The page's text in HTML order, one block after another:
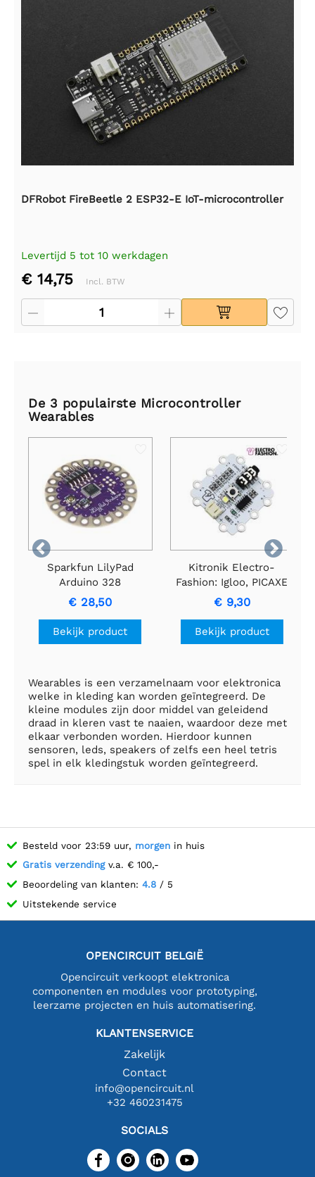
DFRobot FireBeetle 2 ESP32-E IoT-microcontroller
Levertijd 5 tot 10 werkdagen
€ 14,75 Incl. BTW
De 3 populairste Microcontroller
Wearables


Sparkfun LilyPad
Arduino 328
moederbord
€ 28,50
Bekijk product
Kitronik Electro-
Fashion: Igloo, PICAXE
draagbare module
€ 9,30
Bekijk product
Wearables is een verzamelnaam voor elektronica
welke in kleding kan worden geïntegreerd. De
kleine modules zijn door middel van geleidend
draad in kleren vast te naaien, waardoor deze met
elkaar verbonden worden. Hierdoor kunnen
sensoren, leds, speakers of zelfs een heel tetris
spel in elk kledingstuk worden geïntegreerd.
Besteld voor 23:59 uur, morgen in huis
Gratis verzendingv.a. € 100,-
Beoordeling van klanten: 4.8 / 5
Uitstekende service
OPENCIRCUIT BELGIË
Opencircuit verkoopt elektronica
componenten en modules voor prototyping,
leerzame projecten en huis automatisering.
KLANTENSERVICE
Zakelijk
Contact
info@opencircuit.nl
+32 460231475
SOCIALS